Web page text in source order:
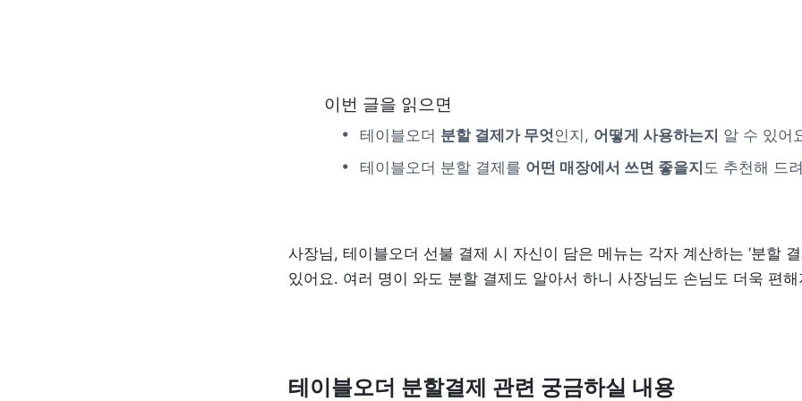
이번 글을 읽으면
테이블오더 분할 결제가 무엇 인지, 어떻게 사용하는지 알 수 있어
테이블오더 분할 결제를 어떤 매장에서 쓰면 좋을지 도 추천해 드
사장님, 테이블오더 선불 결제 시 자신이 담은 메뉴는 각자 계산하는 ‘분할 결
있어요. 여러 명이 와도 분할 결제도 알아서 하니 사장님도 손님도 더욱 편해
테이블오더 분할결제 관련 궁금하실 내용